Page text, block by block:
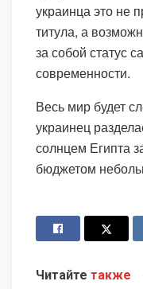
украинца это не
титула, а
за собой статус
современности.
Весь мир будет
украинец
солнцем Египта
бюджетом
Читайте также